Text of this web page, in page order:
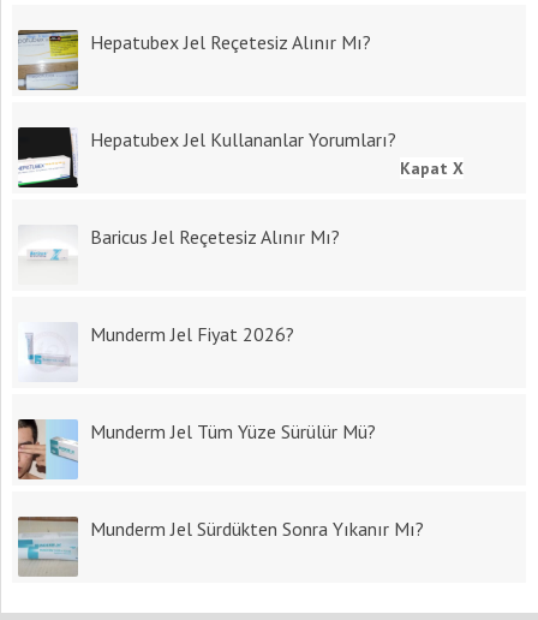
Hepatubex Jel Reçetesiz Alınır Mı?
Hepatubex Jel Kullananlar Yorumları?
Baricus Jel Reçetesiz Alınır Mı?
Munderm Jel Fiyat 2026?
Munderm Jel Tüm Yüze Sürülür Mü?
Munderm Jel Sürdükten Sonra Yıkanır Mı?
Kapat X